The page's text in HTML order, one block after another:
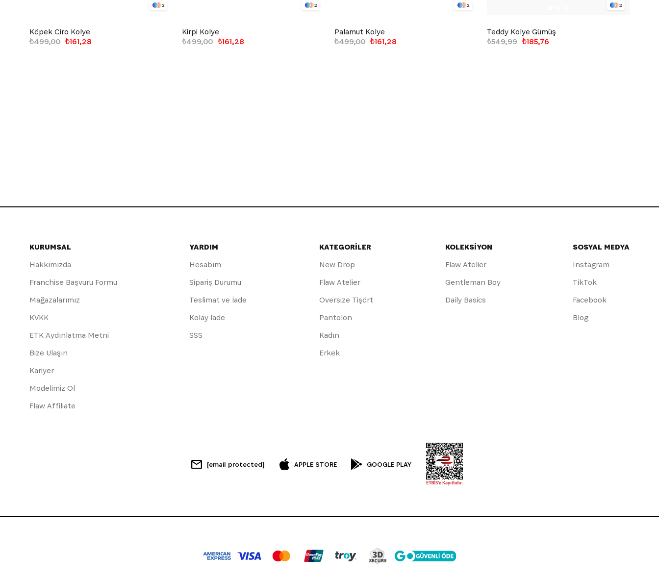
2
Köpek Ciro Kolye
₺161,28
₺499,00
2
Kirpi Kolye
₺161,28
₺499,00
2
Palamut Kolye
₺161,28
₺499,00
2
Teddy Kolye Gümüş
₺185,76
₺549,99
KURUMSAL
Hakkımızda
Franchise Başvuru Formu
Mağazalarımız
KVKK
ETK Aydınlatma Metni
Bize Ulaşın
Kariyer
Modelimiz Ol
Flaw Affiliate
YARDIM
Hesabım
Sipariş Durumu
Teslimat ve İade
Kolay İade
SSS
KATEGORİLER
New Drop
Flaw Atelier
Oversize Tişört
Pantolon
Kadın
Erkek
KOLEKSİYON
Flaw Atelier
Gentleman Boy
Daily Basics
SOSYAL MEDYA
Instagram
TikTok
Facebook
Blog
[email protected] APPLE STORE GOOGLE PLAY